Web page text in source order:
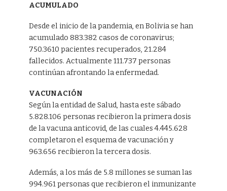
ACUMULADO
Desde el inicio de la pandemia, en Bolivia se han
acumulado 883.382 casos de coronavirus;
750.3610 pacientes recuperados, 21.284
fallecidos. Actualmente 111.737 personas
continúan afrontando la enfermedad.
VACUNACIÓN
Según la entidad de Salud, hasta este sábado
5.828.106 personas recibieron la primera dosis
de la vacuna anticovid, de las cuales 4.445.628
completaron el esquema de vacunación y
963.656 recibieron la tercera dosis.
Además, a los más de 5.8 millones se suman las
994.961 personas que recibieron el inmunizante